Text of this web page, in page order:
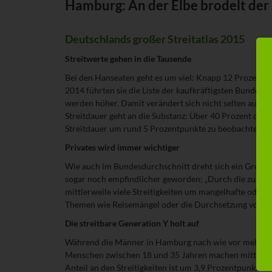
Hamburg: An der Elbe brodelt
Deutschlands großer Streitatlas 2015
Streitwerte gehen in die Tausende
Bei den Hanseaten geht es um viel: Knapp 12
2014 führten sie die Liste der kaufkräftigsten
werden höher. Damit verändert sich nicht selten auch
Streitdauer geht an die Substanz: Über 40 Prozent
Streitdauer um rund 5 Prozentpunkte zu beobachten.
Privates wird immer wichtiger
Wie auch im Bundesdurchschnitt dreht sich ein
sogar noch empfindlicher geworden: „Durch die
mittlerweile viele Streitigkeiten um mangelhafte oder
Themen wie Reisemängel oder die Durchsetzung von
Die streitbare Generation Y holt auf
Während die Männer in Hamburg nach wie vor mehr
Menschen zwischen 18 und 35 Jahren machen
Anteil an den Streitigkeiten ist um 3,9 Prozentpunkte